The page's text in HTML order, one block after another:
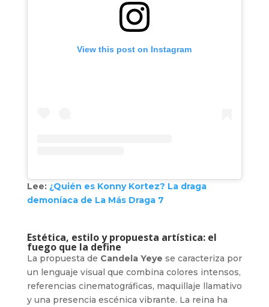
View this post on Instagram
Lee: ¿Quién es Konny Kortez? La draga
demoníaca de La Más Draga 7
Estética, estilo y propuesta artística: el
fuego que la define
La propuesta de Candela Yeye se caracteriza por
un lenguaje visual que combina colores intensos,
referencias cinematográficas, maquillaje llamativo
y una presencia escénica vibrante. La reina ha